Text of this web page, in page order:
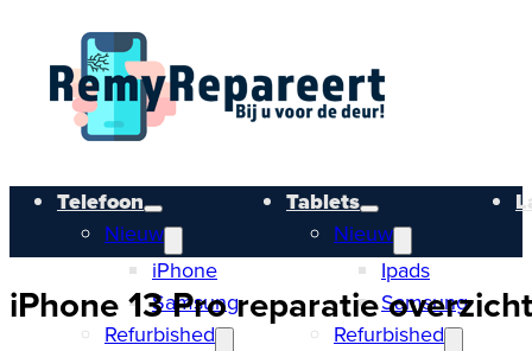
Telefoon
Nieuw
iPhone
Samsung
Refurbished
Tablets
Nieuw
Ipads
Samsung
Refurbished
iPhone 13 Pro reparatie